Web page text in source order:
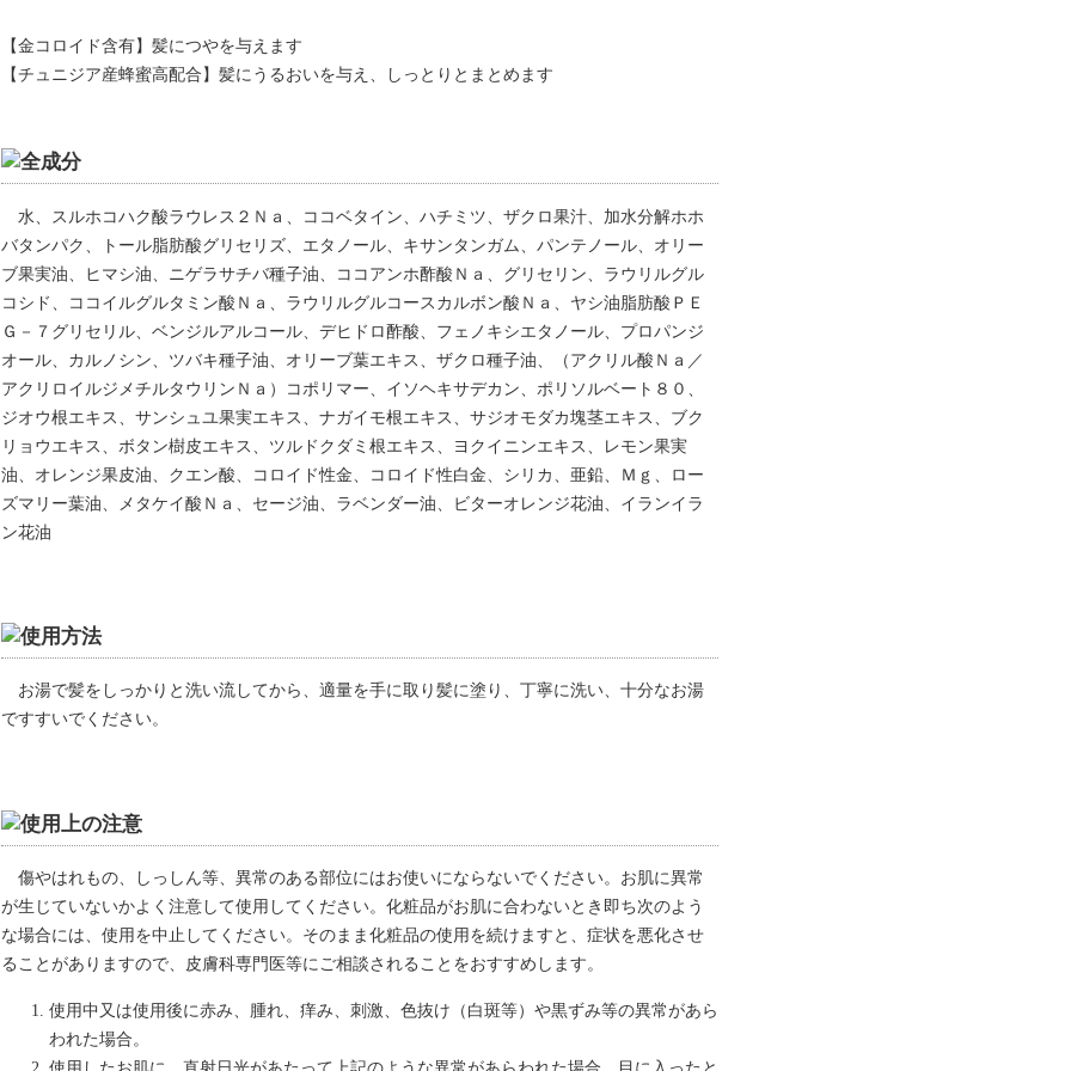
【金コロイド含有】髪につやを与えます
【チュニジア産蜂蜜高配合】髪にうるおいを与え、しっとりとまとめます
水、スルホコハク酸ラウレス２Ｎａ、ココベタイン、ハチミツ、ザクロ果汁、加水分解ホホ
バタンパク、トール脂肪酸グリセリズ、エタノール、キサンタンガム、パンテノール、オリー
ブ果実油、ヒマシ油、ニゲラサチバ種子油、ココアンホ酢酸Ｎａ、グリセリン、ラウリルグル
コシド、ココイルグルタミン酸Ｎａ、ラウリルグルコースカルボン酸Ｎａ、ヤシ油脂肪酸ＰＥ
Ｇ－７グリセリル、ベンジルアルコール、デヒドロ酢酸、フェノキシエタノール、プロパンジ
オール、カルノシン、ツバキ種子油、オリーブ葉エキス、ザクロ種子油、（アクリル酸Ｎａ／
アクリロイルジメチルタウリンＮａ）コポリマー、イソヘキサデカン、ポリソルベート８０、
ジオウ根エキス、サンシュユ果実エキス、ナガイモ根エキス、サジオモダカ塊茎エキス、ブク
リョウエキス、ボタン樹皮エキス、ツルドクダミ根エキス、ヨクイニンエキス、レモン果実
油、オレンジ果皮油、クエン酸、コロイド性金、コロイド性白金、シリカ、亜鉛、Ｍｇ、ロー
ズマリー葉油、メタケイ酸Ｎａ、セージ油、ラベンダー油、ビターオレンジ花油、イランイラ
ン花油
お湯で髪をしっかりと洗い流してから、適量を手に取り髪に塗り、丁寧に洗い、十分なお湯
ですすいでください。
傷やはれもの、しっしん等、異常のある部位にはお使いにならないでください。お肌に異常
が生じていないかよく注意して使用してください。化粧品がお肌に合わないとき即ち次のよう
な場合には、使用を中止してください。そのまま化粧品の使用を続けますと、症状を悪化させ
ることがありますので、皮膚科専門医等にご相談されることをおすすめします。
使用中又は使用後に赤み、腫れ、痒み、刺激、色抜け（白斑等）や黒ずみ等の異常があら
われた場合。
使用したお肌に、直射日光があたって上記のような異常があらわれた場合。目に入ったと